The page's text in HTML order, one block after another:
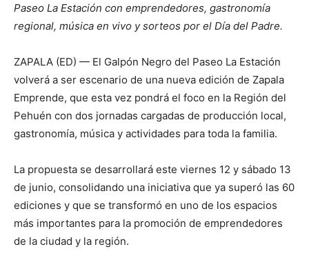
Paseo La Estación con emprendedores, gastronomía
regional, música en vivo y sorteos por el Día del Padre.
ZAPALA (ED) — El Galpón Negro del Paseo La Estación
volverá a ser escenario de una nueva edición de Zapala
Emprende, que esta vez pondrá el foco en la Región del
Pehuén con dos jornadas cargadas de producción local,
gastronomía, música y actividades para toda la familia.
La propuesta se desarrollará este viernes 12 y sábado 13
de junio, consolidando una iniciativa que ya superó las 60
ediciones y que se transformó en uno de los espacios
más importantes para la promoción de emprendedores
de la ciudad y la región.